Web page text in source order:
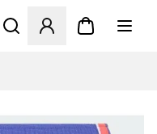
Åbner en Modal til at